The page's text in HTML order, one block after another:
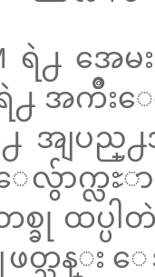
႕ အေမ
ရဲ႕ အက်ိဳ
အျပည္
လွ်ာက္လႊ
တစ္ခု ထပ္
ဖတ္သန္း